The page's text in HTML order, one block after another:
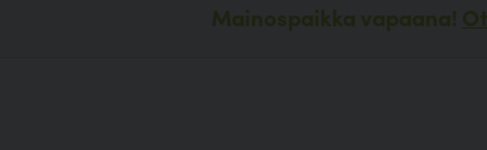
Mainospaikka vapaana!